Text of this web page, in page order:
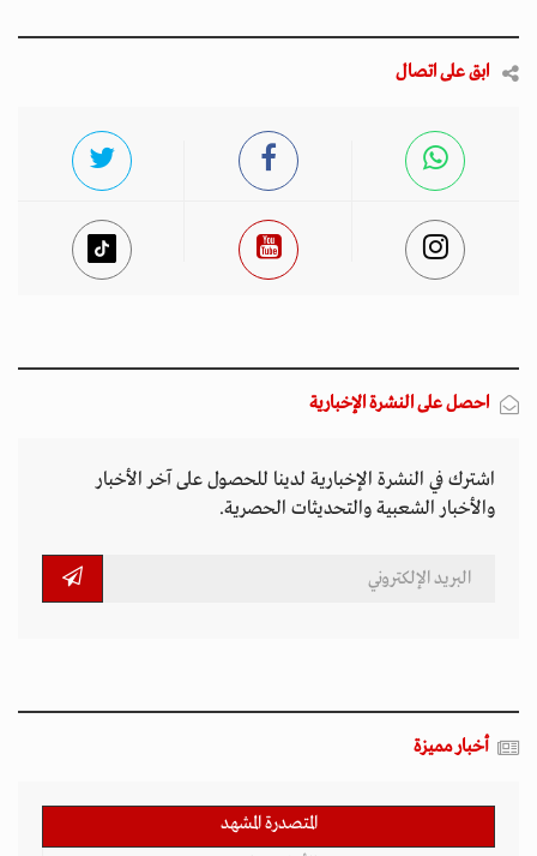
ابق على اتصال
احصل على النشرة الإخبارية
اشترك في النشرة الإخبارية لدينا للحصول على آخر الأخبار
والأخبار الشعبية والتحديثات الحصرية.
أخبار مميزة
المتصدرة المشهد